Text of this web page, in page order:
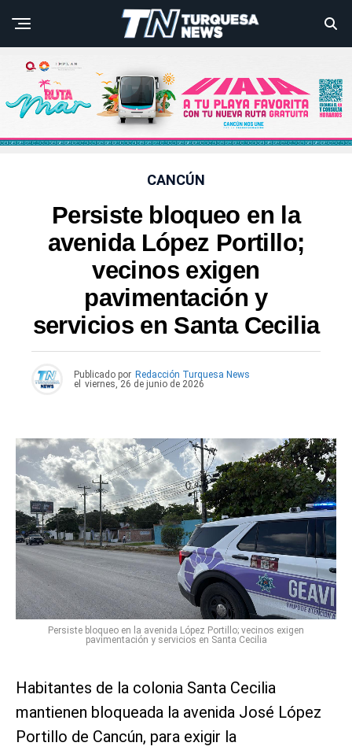
CANCÚN
Persiste bloqueo en la
avenida López Portillo;
vecinos exigen
pavimentación y
servicios en Santa Cecilia
Publicado por Redacción Turquesa News
el viernes, 26 de junio de 2026
Persiste bloqueo en la avenida López Portillo; vecinos exigen
pavimentación y servicios en Santa Cecilia
Habitantes de la colonia Santa Cecilia
mantienen bloqueada la avenida José López
Portillo de Cancún, para exigir la